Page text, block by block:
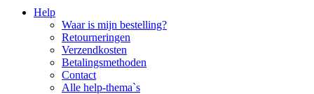
Help
Waar is mijn bestelling?
Retourneringen
Verzendkosten
Betalingsmethoden
Contact
Alle help-thema`s